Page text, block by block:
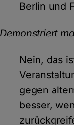
Berlin und
Demonstriert
Nein, das
gegen
besser,